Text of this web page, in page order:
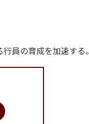
員の育成を加速する。